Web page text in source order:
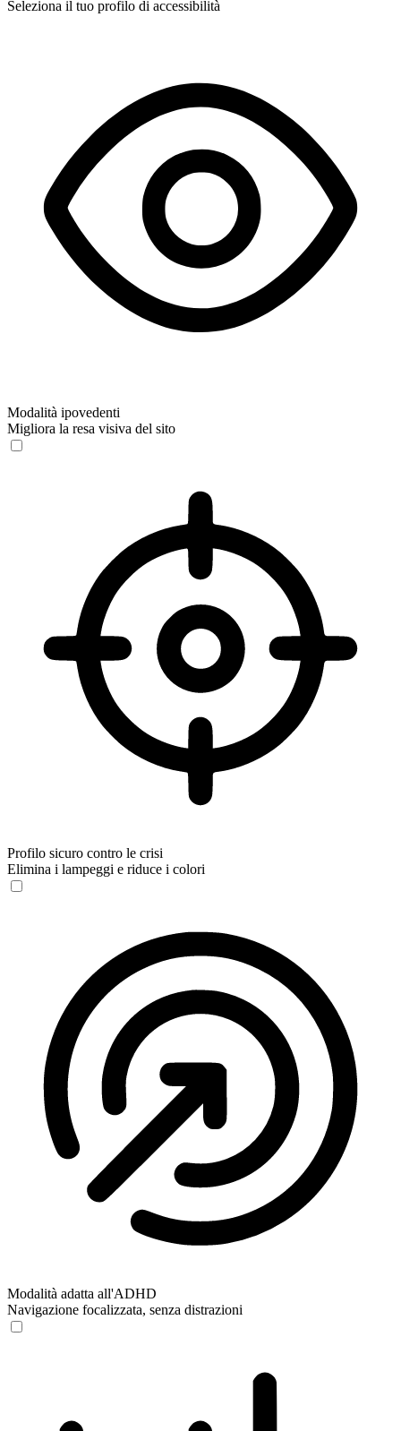
Seleziona il tuo profilo di accessibilità
Modalità ipovedenti
Migliora la resa visiva del sito
Profilo sicuro contro le crisi
Elimina i lampeggi e riduce i colori
Modalità adatta all'ADHD
Navigazione focalizzata, senza distrazioni